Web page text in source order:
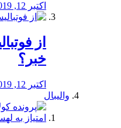
اکتبر 12, 2019
از
خبر؟
اکتبر 12, 2019
والیبال